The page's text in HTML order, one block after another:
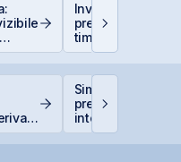
Investiții la 50+
prea târziu sau
timp?
Simtel își extinde
prezența
internațională
deschiderea unei